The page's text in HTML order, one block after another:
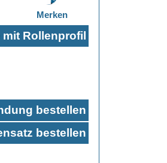
Merken
Rollenprofil
bestellen
bestellen